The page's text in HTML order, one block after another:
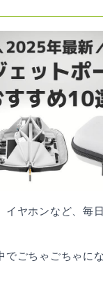
イヤホンなど、毎
でごちゃごちゃに